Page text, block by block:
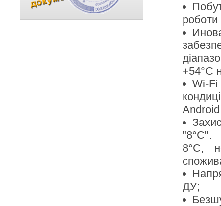
роботи
+54°C
Wi-
"8°C".
8°C,
ДУ;